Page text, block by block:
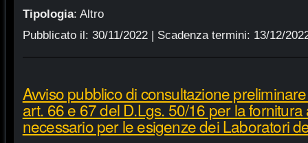
Tipologia: Altro
Pubblicato il: 30/11/2022| Scadenza termini: 13/12/
Avviso pubblico di consultazione
art. 66 e 67 del D.Lgs. 50/16 per la
necessario per le esigenze dei Laboratori